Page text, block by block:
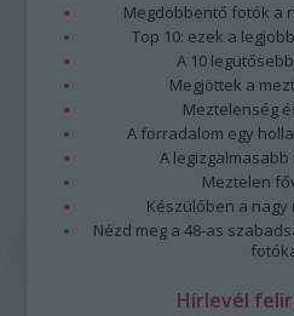
Megdöbbentő fotók a
Top 10: ezek a
A 10
Megjöttek a
Meztelenség
A forradalom egy
A legizgalmasabb
Meztelen
Készülőben a
Nézd meg a 48-as
Hírlevél